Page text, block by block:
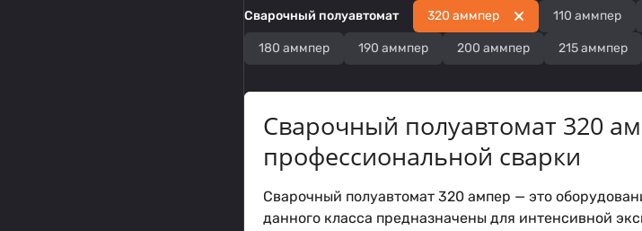
Сварочный полуавтомат 110 аммпер
180 аммпер 190 аммпер 200 аммпер 215 аммпер
320 аммпер
Сварочный полуавтомат 320
профессиональной сварки
Сварочный полуавтомат 320 ампер — это
данного класса предназначены для интенсивной